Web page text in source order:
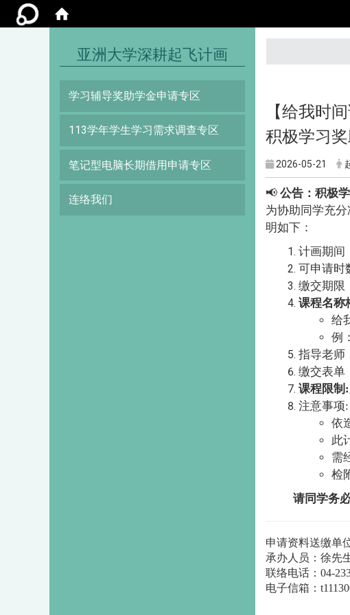
亚洲大学深耕起飞计画
学习辅导奖助学金申请专区
113学年学生学习需求调查专区
笔记型电脑长期借用申请专区
连络我们
【给我时
积极学习
2026-05-21
📢 公告：积极
为协助同学充
明如下：
计画期间
可申请时
缴交期限
课程名称
给
例
指导老师
缴交表单
课程限制
注意事项:
依
此
需
检
请同学务
申请资料送缴单
承办人员：徐先
联络电话：04-
电子信箱：